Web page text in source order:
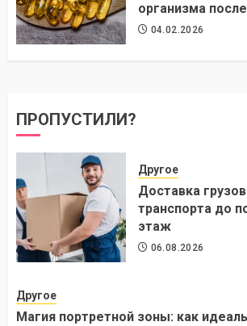
организма
04.02.2026
ПРОПУСТИЛИ?
Другое
Доставка
транспорта до
этаж
06.08.2026
Другое
Магия портретной зоны: как